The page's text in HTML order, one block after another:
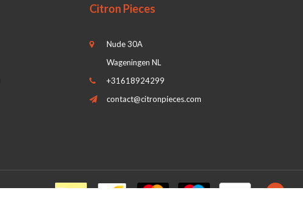
Citron Pieces
Nude 30A
Wageningen NL
+31618924299
contact@citronpieces.com